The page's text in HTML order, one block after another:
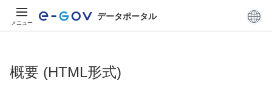
メニュー
データポータル
概要 (HTML形式)